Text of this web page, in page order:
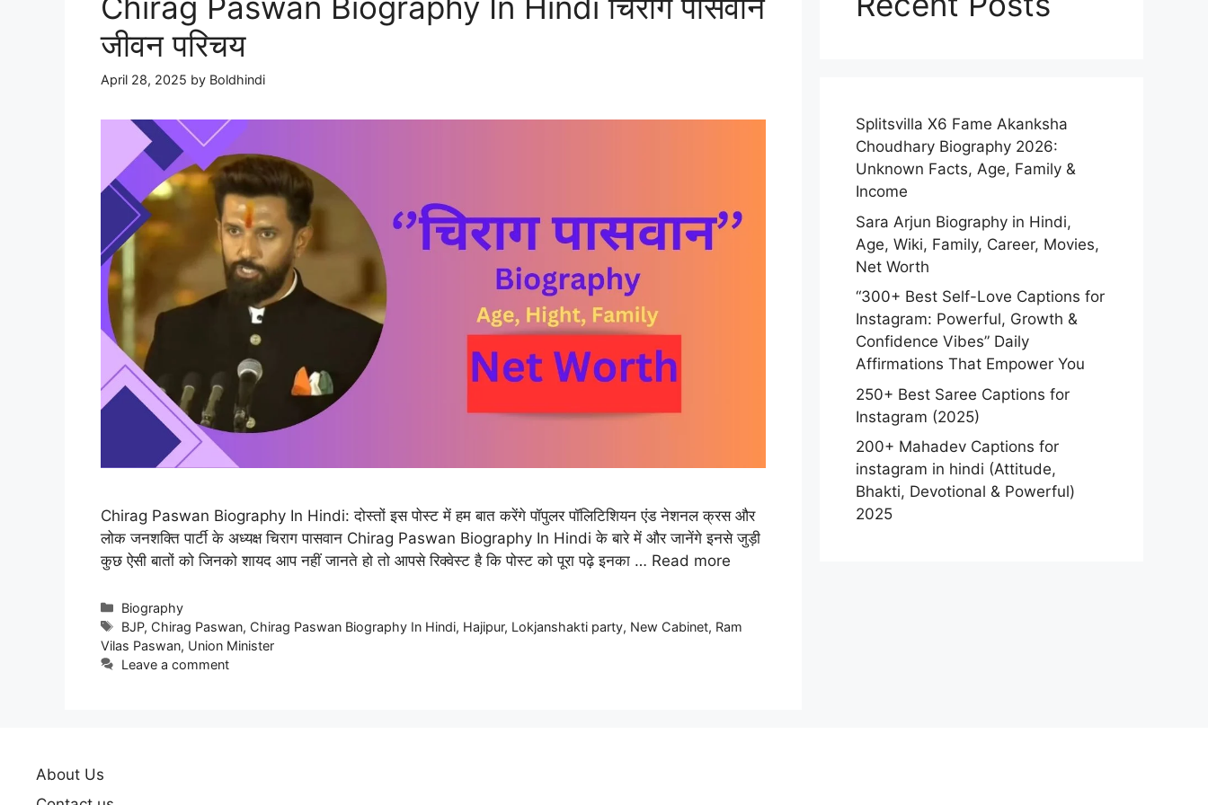
जीवन परिचय
April 28, 2025 by Boldhindi
Chirag Paswan Biography In Hindi: दोस्तों इस पोस्ट में हम बात करेंगे पॉपुलर पॉलिटिशियन एंड नेशनल क्रस और
लोक जनशक्ति पार्टी के अध्यक्ष चिराग पासवान Chirag Paswan Biography In Hindi के बारे में और जानेंगे इनसे जुड़ी
कुछ ऐसी बातों को जिनको शायद आप नहीं जानते हो तो आपसे रिक्वेस्ट है कि पोस्ट को पूरा पढ़े इनका … Read more
Categories
Biography
Tags
BJP, Chirag Paswan, Chirag Paswan Biography In Hindi, Hajipur, Lokjanshakti party, New Cabinet, Ram
Vilas Paswan, Union Minister
Leave a comment
Splitsvilla X6 Fame Akanksha
Choudhary Biography 2026:
Unknown Facts, Age, Family &
Income
Sara Arjun Biography in Hindi,
Age, Wiki, Family, Career, Movies,
Net Worth
“300+ Best Self-Love Captions for
Instagram: Powerful, Growth &
Confidence Vibes” Daily
Affirmations That Empower You
250+ Best Saree Captions for
Instagram (2025)
200+ Mahadev Captions for
instagram in hindi (Attitude,
Bhakti, Devotional & Powerful)
2025
About Us